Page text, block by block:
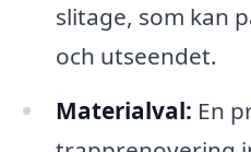
slitage, som kan
och utseendet.
Materialval: En